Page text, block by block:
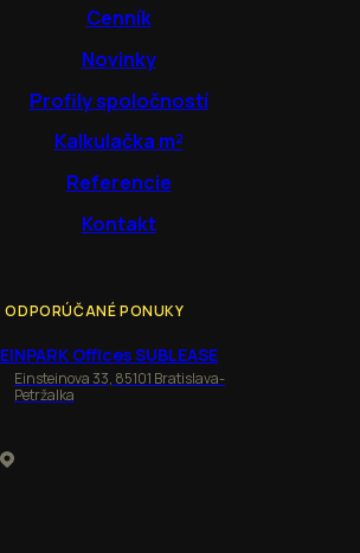
Cenník
Novinky
Profily spoločností
Kalkulačka m²
Referencie
Kontakt
ODPORÚČANÉ PONUKY
EINPARK Offices SUBLEASE
Einsteinova 33, 85101 Bratislava-
Petržalka